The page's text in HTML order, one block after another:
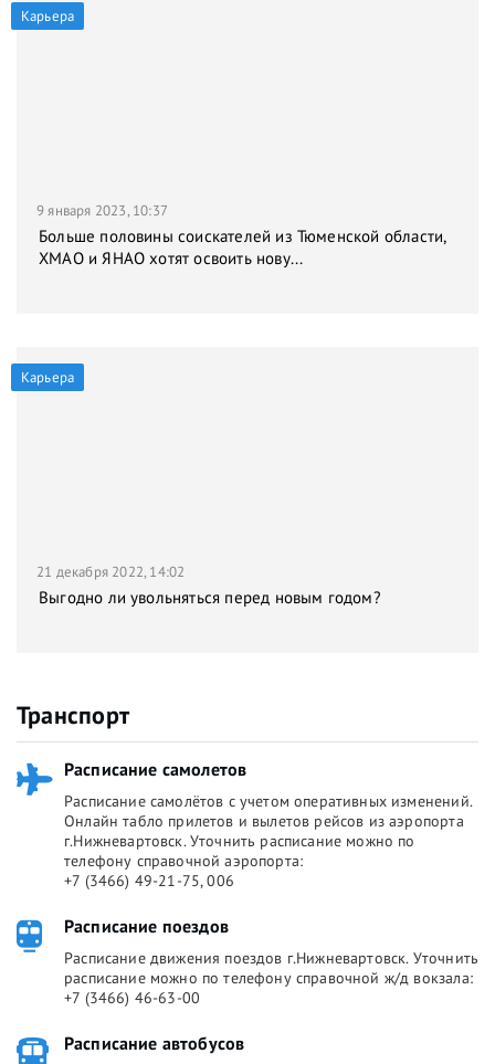
Карьера
9 января 2023, 10:37
Больше половины соискателей из Тюменской области,
ХМАО и ЯНАО хотят освоить нову...
Карьера
21 декабря 2022, 14:02
Выгодно ли увольняться перед новым годом?
Транспорт
Расписание самолетов
Расписание самолётов с учетом оперативных изменений.
Онлайн табло прилетов и вылетов рейсов из аэропорта
г.Нижневартовск. Уточнить расписание можно по
телефону справочной аэропорта:
+7 (3466) 49-21-75, 006
Расписание поездов
Расписание движения поездов г.Нижневартовск. Уточнить
расписание можно по телефону справочной ж/д вокзала:
+7 (3466) 46-63-00
Расписание автобусов